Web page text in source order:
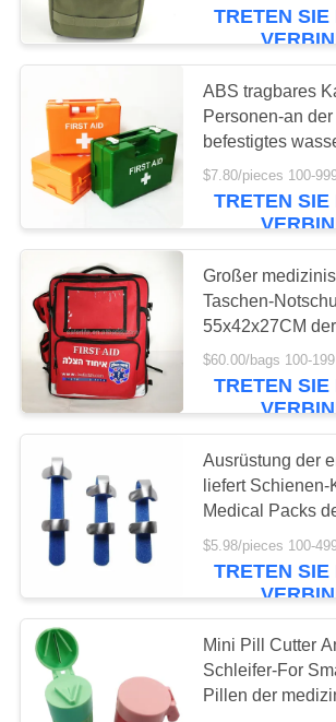
Homecare-
medizinische
Bedarfe
Heftpflaster-
Verbände
Ausrüstung der
Auto-ersten
TRETEN SIE
ABS tragbares
Personen-an der
befestigtes
Überleben
der
$7.80/pieces 100-
TRETEN SIE
Großer
Taschen-
55x42x27CM
$60.00/bags 100-
TRETEN SIE
Ausrüstung der
liefert Schienen-
Medical Packs
ersten Hilfe
Wiederholung
$5.98/pieces 100-
TRETEN SIE
Mini Pill Cutter
Schleifer-For
Pillen der